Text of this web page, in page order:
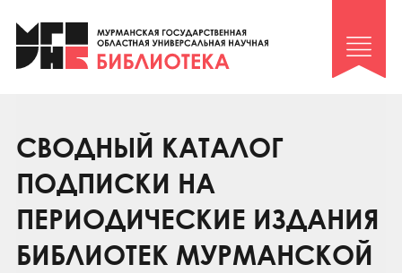
Клуб «Гиря и сельдерей»
Клуб «Семейный архив»
Коллегам
Контакты
СВОДНЫЙ КАТАЛОГ
ПОДПИСКИ НА
ПЕРИОДИЧЕСКИЕ ИЗДАНИЯ
БИБЛИОТЕК МУРМАНСКОЙ